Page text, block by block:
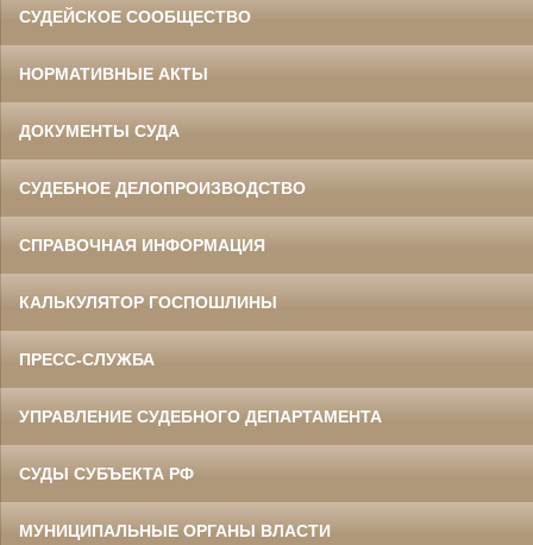
СУДЕЙСКОЕ СООБЩЕСТВО
НОРМАТИВНЫЕ АКТЫ
ДОКУМЕНТЫ СУДА
СУДЕБНОЕ ДЕЛОПРОИЗВОДСТВО
СПРАВОЧНАЯ ИНФОРМАЦИЯ
КАЛЬКУЛЯТОР ГОСПОШЛИНЫ
ПРЕСС-СЛУЖБА
УПРАВЛЕНИЕ СУДЕБНОГО ДЕПАРТАМЕНТА
СУДЫ СУБЪЕКТА РФ
МУНИЦИПАЛЬНЫЕ ОРГАНЫ ВЛАСТИ